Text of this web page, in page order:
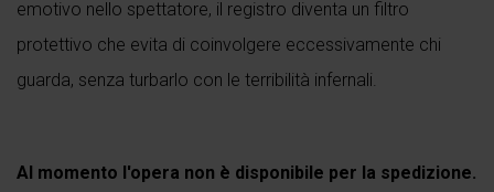
emotivo nello spettatore, il registro diventa un filtro
protettivo che evita di coinvolgere eccessivamente chi
guarda, senza turbarlo con le terribilità infernali.
Al momento l'opera non è disponibile per la spedizione.